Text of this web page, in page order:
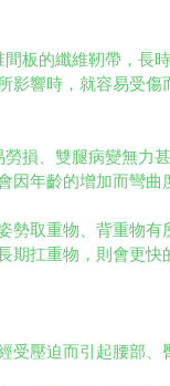
間板的纖維靭帶，長
影響時，就容易受
勞損、雙腿病變無力
因年齡的增加而彎曲
勢取重物、背重物
期扛重物，則會更快
受壓迫而引起腰部、